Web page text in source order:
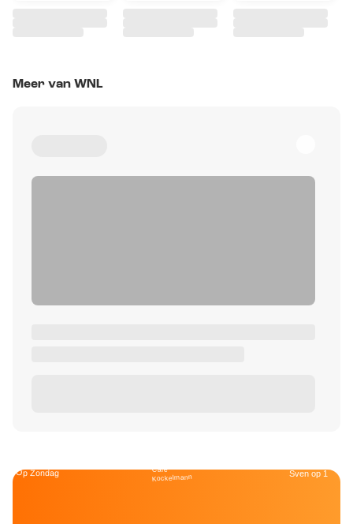
Meer van WNL
Op Zondag Café
Kockelmann Sven op 1